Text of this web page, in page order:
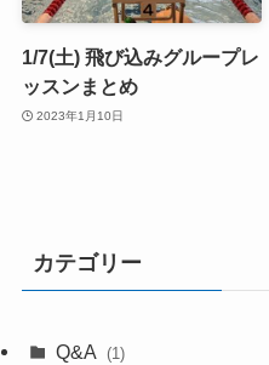
1/7(土) 飛び込みグループレ
ッスンまとめ
2023年1月10日
カテゴリー
Q&A (1)